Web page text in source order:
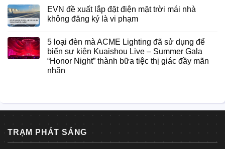
EVN đề xuất lắp đặt điện mặt trời mái nhà
không đăng ký là vi phạm
5 loại đèn mà ACME Lighting đã sử dụng để
biến sự kiện Kuaishou Live – Summer Gala
“Honor Night” thành bữa tiệc thị giác đầy mãn
nhãn
TRẠM PHÁT SÁNG